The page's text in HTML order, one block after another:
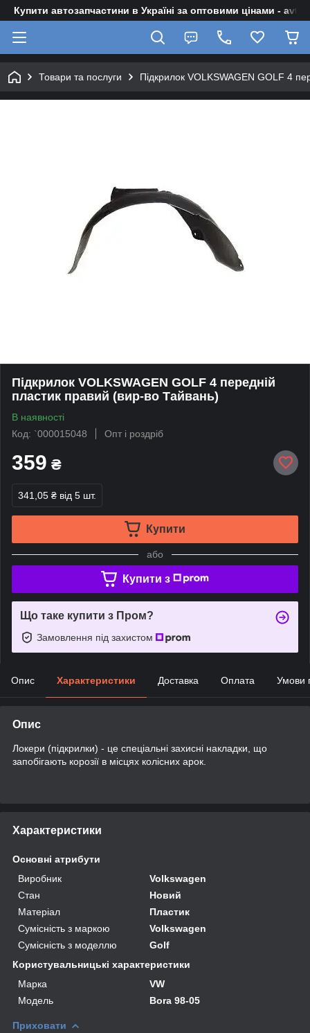
Купити автозапчастини в Україні за оптовими цінами -
Товари та послуги Підкрилок VOLKSWAGEN GOLF 4
Підкрилок VOLKSWAGEN GOLF 4 передній
пластик правий (вир-во Тайвань)
В наявності
Код: `000015048
Опт і роздріб
359 ₴
341,05 ₴ від 5 шт.
Купити
або
Купити з
Що таке купити з Пром?
Замовлення під захистом
Опис Характеристики Доставка Оплата Умови
Опис
Локери (підкрилки) - це спеціальні захисні накладки, що
запобігають корозії в місцях колісних арок.
Характеристики
Основні атрибути
Виробник
Volkswagen
Стан
Новий
Матеріал
Пластик
Сумісність з маркою
Volkswagen
Сумісність з моделлю
Golf
Користувальницькі характеристики
Марка
VW
Мoдель
Bora 98-05
Приховати